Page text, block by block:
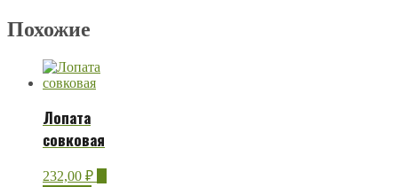
Похожие
Лопата
совковая
232,00 ₽